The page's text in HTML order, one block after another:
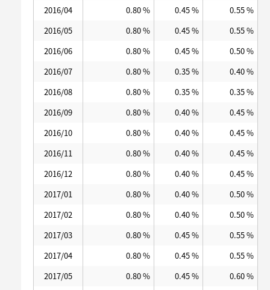
2016/04
0.80 % 0.45 %
0.55 %
2016/05
0.80 % 0.45 %
0.55 %
2016/06
0.80 % 0.45 %
0.50 %
2016/07
0.80 % 0.35 %
0.40 %
2016/08
0.80 % 0.35 %
0.35 %
2016/09
0.80 % 0.40 %
0.45 %
2016/10
0.80 % 0.40 %
0.45 %
2016/11
0.80 % 0.40 %
0.45 %
2016/12
0.80 % 0.40 %
0.45 %
2017/01
0.80 % 0.40 %
0.50 %
2017/02
0.80 % 0.40 %
0.50 %
2017/03
0.80 % 0.45 %
0.55 %
2017/04
0.80 % 0.45 %
0.55 %
2017/05
0.80 % 0.45 %
0.60 %